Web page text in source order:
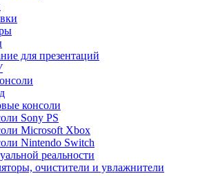
для презентаций
консоли
Sony PS
Microsoft Xbox
Nintendo Switch
реальности
очистители и увлажнители